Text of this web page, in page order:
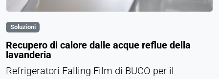
Soluzioni
Recupero di calore dalle acque reflue della
lavanderia
Refrigeratori Falling Film di BUCO per il